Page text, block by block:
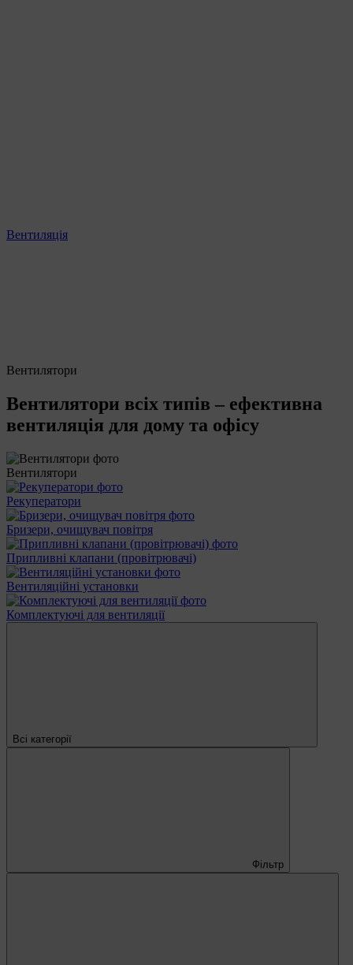
Вентиляція
Вентилятори
Вентилятори всіх типів – ефективна
вентиляція для дому та офісу
Вентилятори
Рекуператори
Бризери, очищувач повітря
Припливні клапани (провітрювачі)
Вентиляційні установки
Комплектуючі для вентиляції
Всі категорії
Фільтр